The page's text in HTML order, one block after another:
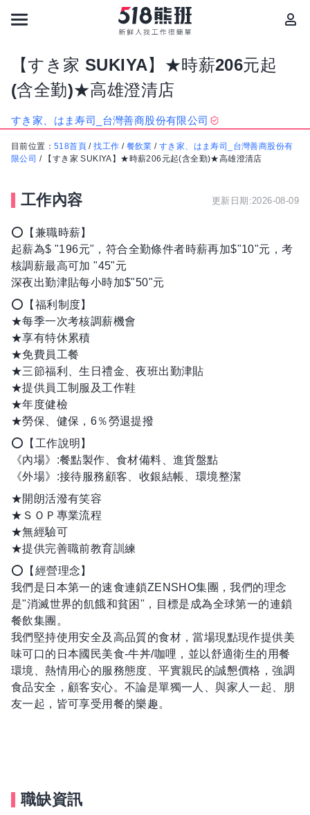
【すき家 SUKIYA】★時薪206元起
(含全勤)★高雄澄清店
すき家、はま寿司_台灣善商股份有限公司
目前位置： 518首頁 /找工作 / 餐飲業 /すき家、はま寿司_台灣善商股份有
限公司 / 【すき家 SUKIYA】★時薪206元起(含全勤)★高雄澄清店
工作內容 更新日期:2026-08-09
⭕【兼職時薪】
起薪為$ "196元"，符合全勤條件者時薪再加$"10"元，考
核調薪最高可加 "45"元
深夜出勤津貼每小時加$"50"元
⭕【福利制度】
★每季一次考核調薪機會
★享有特休累積
★免費員工餐
★三節福利、生日禮金、夜班出勤津貼
★提供員工制服及工作鞋
★年度健檢
★勞保、健保，6％勞退提撥
⭕【工作說明】
《內場》:餐點製作、食材備料、進貨盤點
《外場》:接待服務顧客、收銀結帳、環境整潔
★開朗活潑有笑容
★ＳＯＰ專業流程
★無經驗可
★提供完善職前教育訓練
⭕【經營理念】
我們是日本第一的速食連鎖ZENSHO集團，我們的理念
是"消滅世界的飢餓和貧困"，目標是成為全球第一的連鎖
餐飲集團。
我們堅持使用安全及高品質的食材，當場現點現作提供美
味可口的日本國民美食-牛丼/咖哩，並以舒適衛生的用餐
環境、熱情用心的服務態度、平實親民的誠懇價格，強調
食品安全，顧客安心。不論是單獨一人、與家人一起、朋
友一起，皆可享受用餐的樂趣。
職缺資訊